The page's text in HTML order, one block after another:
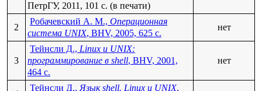
ПетрГУ, 2011, 101 c. (в печати)
2
Робачевский А. М., Операционная
система UNIX, BHV, 2005, 625 с.
нет
3
Тейнсли Д., Linux и UNIX:
программирование в shell, BHV, 2001,
464 с.
нет
Тейнсли Д., Язык shell. Linux и UNIX,